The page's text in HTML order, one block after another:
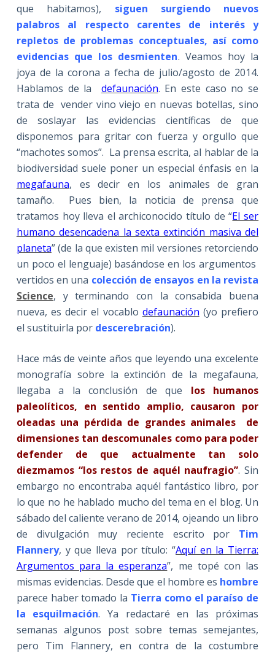
que habitamos), siguen surgiendo nuevos
palabros al respecto
carentes de interés y
repletos de problemas conceptuales, así como
evidencias que los desmienten. Veamos hoy la
joya de la corona a fecha de julio/agosto de 2014.
Hablamos de la defaunación. En este caso no se
trata de vender vino viejo en nuevas botellas, sino
de soslayar las evidencias científicas de que
disponemos para gritar con fuerza y orgullo que
“machotes somos”. La prensa escrita, al hablar de la
biodiversidad suele poner un especial énfasis en la
megafauna, es decir en los animales de gran
tamaño. Pues bien, la noticia de prensa que
tratamos hoy lleva el archiconocido título de “El ser
humano desencadena la sexta extinción masiva del
planeta” (de la que existen mil versiones retorciendo
un poco el lenguaje) basándose en los argumentos
vertidos en una colección de ensayos en la revista
Science, y terminando con la consabida buena
nueva, es decir el vocablo defaunación (yo prefiero
el sustituirla por descerebración).
Hace más de veinte años que leyendo una excelente
monografía sobre la extinción de la megafauna,
llegaba a la conclusión de que los humanos
paleolíticos, en sentido amplio, causaron por
oleadas una pérdida de grandes animales de
dimensiones tan descomunales como para poder
defender de que actualmente tan solo
diezmamos “los restos de aquél naufragio”. Sin
embargo no encontraba aquél fantástico libro, por
lo que no he hablado mucho del tema en el blog. Un
sábado del caliente verano de 2014, ojeando un libro
de divulgación muy reciente escrito por Tim
Flannery, y que lleva por título: “Aquí en la Tierra:
Argumentos para la esperanza”, me topé con las
mismas evidencias. Desde que el hombre es hombre
parece haber tomado la Tierra como el paraíso de
la esquilmación. Ya redactaré en las próximas
semanas algunos post sobre temas semejantes,
pero Tim Flannery, en contra de la costumbre